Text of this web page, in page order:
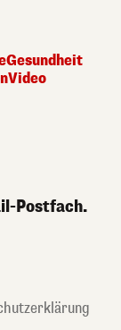
Gesundheit
Video
Postfach.